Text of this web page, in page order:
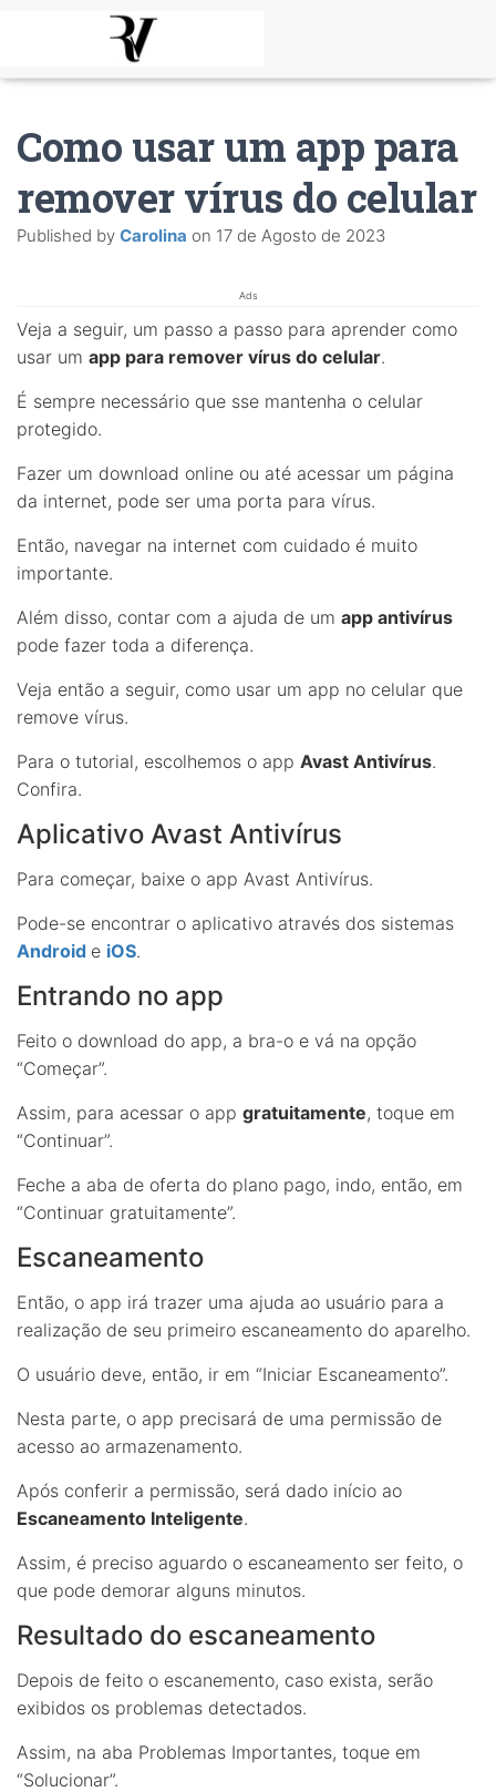
Como usar um app para
remover vírus do celular
Published by Carolina on 17 de Agosto de 2023
Ads
Veja a seguir, um passo a passo para aprender como
usar um app para remover vírus do celular.
É sempre necessário que sse mantenha o celular
protegido.
Fazer um download online ou até acessar um página
da internet, pode ser uma porta para vírus.
Então, navegar na internet com cuidado é muito
importante.
Além disso, contar com a ajuda de um app antivírus
pode fazer toda a diferença.
Veja então a seguir, como usar um app no celular que
remove vírus.
Para o tutorial, escolhemos o app Avast Antivírus.
Confira.
Aplicativo Avast Antivírus
Para começar, baixe o app Avast Antivírus.
Pode-se encontrar o aplicativo através dos sistemas
Android e iOS.
Entrando no app
Feito o download do app, a bra-o e vá na opção
“Começar”.
Assim, para acessar o app gratuitamente, toque em
“Continuar”.
Feche a aba de oferta do plano pago, indo, então, em
“Continuar gratuitamente”.
Escaneamento
Então, o app irá trazer uma ajuda ao usuário para a
realização de seu primeiro escaneamento do aparelho.
O usuário deve, então, ir em “Iniciar Escaneamento”.
Nesta parte, o app precisará de uma permissão de
acesso ao armazenamento.
Após conferir a permissão, será dado início ao
Escaneamento Inteligente.
Assim, é preciso aguardo o escaneamento ser feito, o
que pode demorar alguns minutos.
Resultado do escaneamento
Depois de feito o escanemento, caso exista, serão
exibidos os problemas detectados.
Assim, na aba Problemas Importantes, toque em
“Solucionar”.